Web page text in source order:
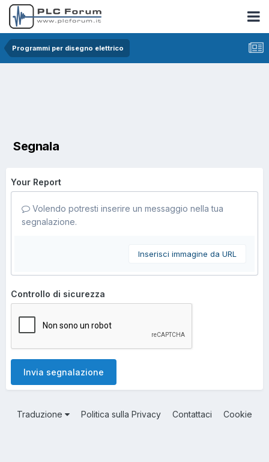
Programmi per disegno elettrico
Segnala
Your Report
Volendo potresti inserire un messaggio nella tua
segnalazione.
Inserisci immagine da URL
Controllo di sicurezza
Invia segnalazione
Traduzione Politica sulla Privacy Contattaci Cookie